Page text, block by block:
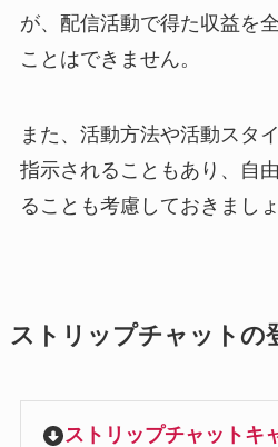
が、配信活動で得た収益を
ことはできません。
また、活動方法や活動スタ
指示されることもあり、自
ることも考慮しておきましょ
ストリップチャットの
ストリップチャットキ